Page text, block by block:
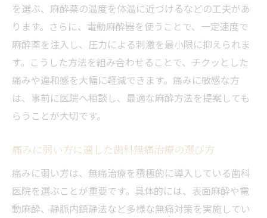
を選ぶ、麻酔薬の温度を体温に近づけるなどの工夫があ
ります。さらに、電動麻酔器を使うことで、一定速度で
麻酔薬を注入し、圧力による刺激を最小限に抑えられま
す。こうした方法を組み合わせることで、チクッとした
痛みや違和感を大幅に軽減できます。痛みに敏感な方
は、事前に医院へ相談し、最適な麻酔方法を提案しても
らうことが大切です。
痛みに弱い方に適した歯科無痛治療の選び方
痛みに弱い方は、無痛治療を積極的に導入している歯科
医院を選ぶことが重要です。具体的には、表面麻酔や電
動麻酔、静脈内鎮静法など多様な無痛対策を実施してい